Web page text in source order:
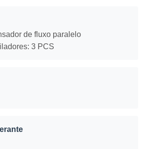
de fluxo paralelo
3 PCS